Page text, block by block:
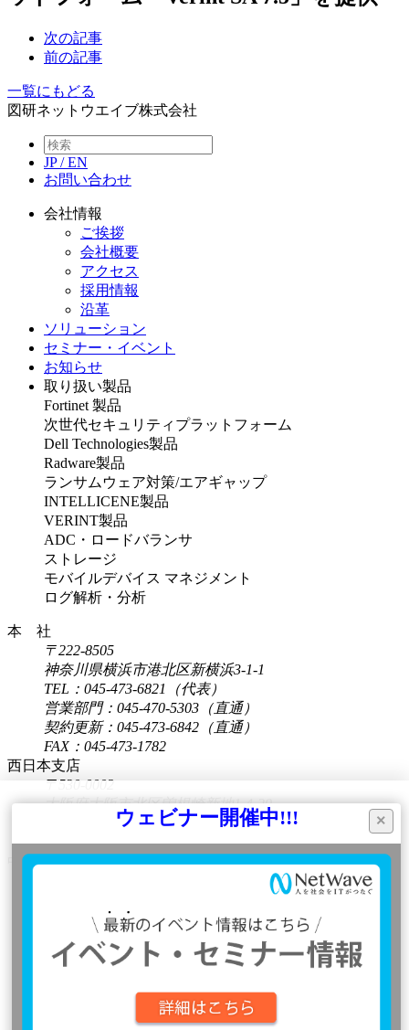
次の記事
前の記事
一覧にもどる
図研ネットウエイブ株式会社
JP/EN
お問い合わせ
会社情報
ご挨拶
会社概要
アクセス
採用情報
沿革
ソリューション
セミナー・イベント
お知らせ
取り扱い製品
Fortinet 製品
次世代セキュリティプラットフォーム
Dell Technologies製品
Radware製品
ランサムウェア対策/エアギャップ
INTELLICENE製品
VERINT製品
ADC・ロードバランサ
ストレージ
モバイルデバイス マネジメント
ログ解析・分析
本 社
〒222-8505
神奈川県横浜市港北区新横浜3-1-1
TEL：045-473-6821（代表）
営業部門：045-470-5303（直通）
契約更新：045-473-6842（直通）
FAX：045-473-1782
西日本支店
〒530-0002
大阪府大阪市北区曽根崎新地1-4-20
桜橋IMビル8F
TEL：06-6450-0860
中日本営業所
ORE錦二丁目ビル6F
TEL：052-218-5415
会社情報
プライバシーポリシー
ご相談・お問い合わせ
本サイトはユーザーエクスペリエンスの向上
などを目的に、Cookieを使用しています。
右記のバナーで「同意する」をクリックす
お客様は弊社のCookieポリシーに同意したこ
とになります。
同意する
×
ウェビナー開催中!!!